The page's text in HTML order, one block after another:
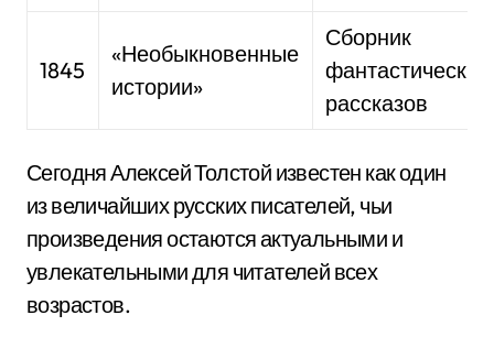
1845
«Необыкновенные
истории»
Сборник
фантастических
рассказов
Сегодня Алексей Толстой известен как один
из величайших русских писателей, чьи
произведения остаются актуальными и
увлекательными для читателей всех
возрастов.